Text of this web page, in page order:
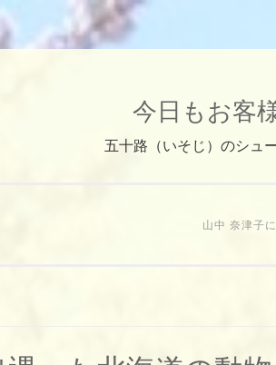
今日もお客
五十路（いそじ）のシュ
山中 奈津子